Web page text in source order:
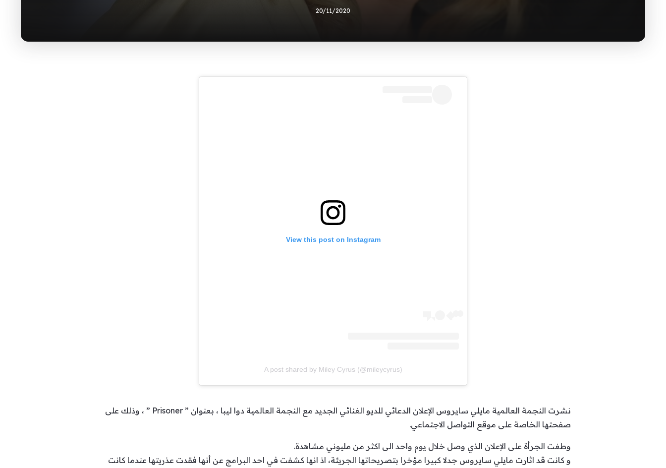
20/11/2020
View this post on Instagram
A post shared by Miley Cyrus (@mileycyrus)
نشرت النجمة العالمية مايلي سايروس الإعلان الدعائي للديو الغنائي الجديد مع النجمة العالمية دوا ليبا ، بعنوان ” Prisoner ” ، وذلك على
صفحتها الخاصة على موقع التواصل الاجتماعي.
وطغت الجرأة على الإعلان الذي وصل خلال يوم واحد الى اكثر من مليوني مشاهدة.
و كانت قد اثارت مايلي سايروس جدلا كبيرا مؤخرا بتصريحاتها الجريئة، اذ انها كشفت في احد البرامج عن أنها فقدت عذريتها عندما كانت